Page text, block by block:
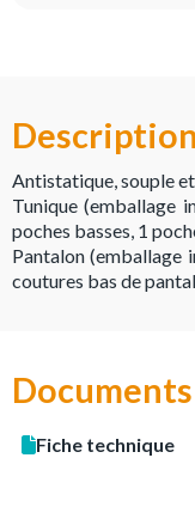
Antistatique, souple
Tunique (emballage
poches basses, 1
Pantalon (emballage
coutures bas de
Documents
Fiche technique